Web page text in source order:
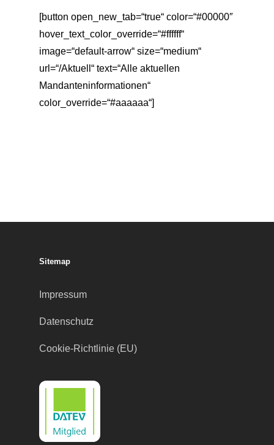
[button open_new_tab=“true“ color=“#00000″
hover_text_color_override=“#ffffff“
image=“default-arrow“ size=“medium“
url=“/Aktuell“ text=“Alle aktuellen
Mandanteninformationen“
color_override=“#aaaaaa“]
Sitemap
Impressum
Datenschutz
Cookie-Richtlinie (EU)